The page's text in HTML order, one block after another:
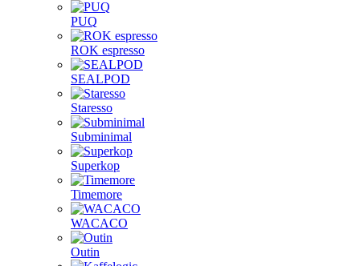
PUQ
ROK espresso
SEALPOD
Staresso
Subminimal
Superkop
Timemore
WACACO
Outin